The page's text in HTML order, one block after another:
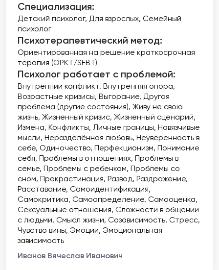
Специализация:
Детский психолог Для взрослых Семейный
психолог
Психотерапевтический метод:
Ориентированная на решение краткосрочная
терапия (ОРКТ/SFBT)
Психолог работает с проблемой:
Внутренний конфликт Внутренняя опора
Возрастные кризисы Выгорание Другая
проблема (другие состояния) Живу не свою
жизнь Жизненный кризис Жизненный сценарий
Измена Конфликты Личные границы Навязчивые
мысли Неразделённая любовь Неуверенность в
себе Одиночество Перфекционизм Понимание
себя Проблемы в отношениях Проблемы в
семье Проблемы с ребенком Проблемы со
сном Прокрастинация Развод Раздражение
Расставание Самоидентификация
Самокритика Самоопределение Самооценка
Сексуальные отношения Сложности в общении
с людьми Смысл жизни Созависимость Стресс
Чувство вины Эмоции Эмоциональная
зависимость
Иванов Вячеслав Иванович